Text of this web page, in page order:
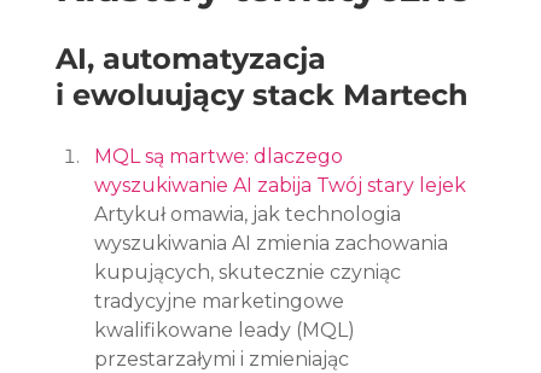
AI, automatyzacja
i ewoluujący stack Martech
MQL są martwe: dlaczego
wyszukiwanie AI zabija Twój stary lejek
Artykuł omawia, jak technologia
wyszukiwania AI zmienia zachowania
kupujących, skutecznie czyniąc
tradycyjne marketingowe
kwalifikowane leady (MQL)
przestarzałymi i zmieniając